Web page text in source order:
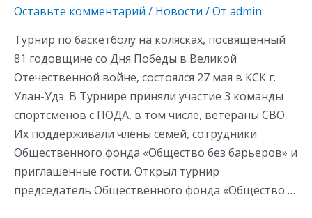
Оставьте комментарий / Новости / От admin
Турнир по баскетболу на колясках, посвященный
81 годовщине со Дня Победы в Великой
Отечественной войне, состоялся 27 мая в КСК г.
Улан-Удэ. В Турнире приняли участие 3 команды
спортсменов с ПОДА, в том числе, ветераны СВО.
Их поддерживали члены семей, сотрудники
Общественного фонда «Общество без барьеров» и
приглашенные гости. Открыл турнир
председатель Общественного фонда «Общество …